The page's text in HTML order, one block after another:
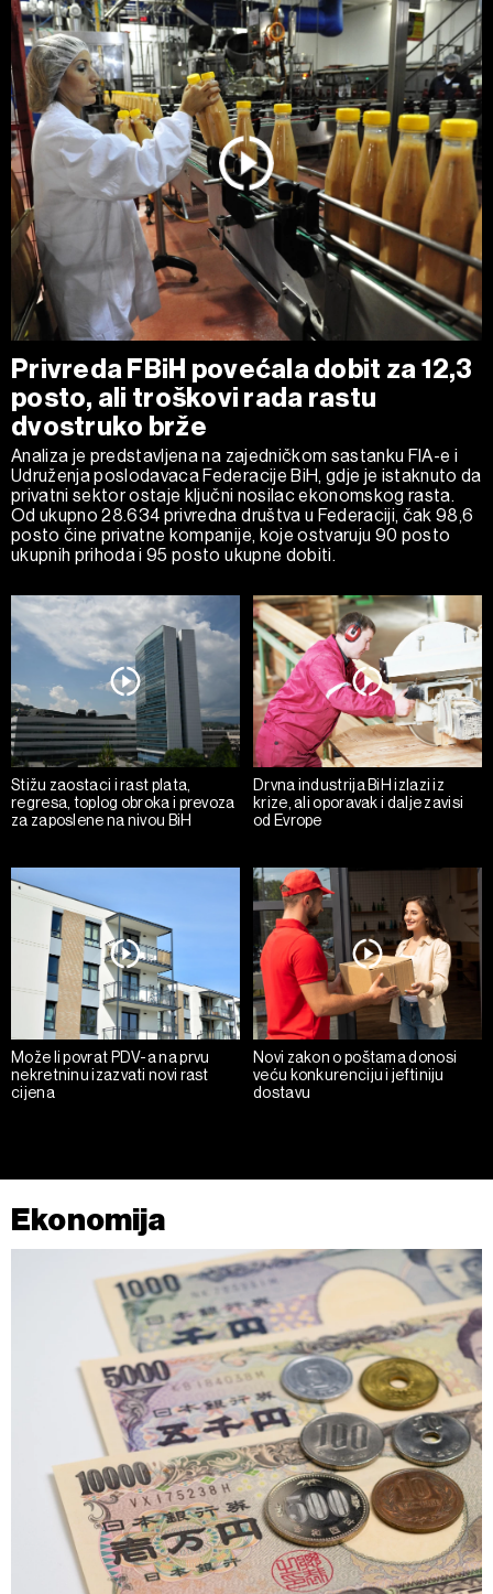
Privreda FBiH povećala dobit za 12,3
posto, ali troškovi rada rastu
dvostruko brže
Analiza je predstavljena na zajedničkom sastanku FIA-e i
Udruženja poslodavaca Federacije BiH, gdje je istaknuto da
privatni sektor ostaje ključni nosilac ekonomskog rasta.
Od ukupno 28.634 privredna društva u Federaciji, čak 98,6
posto čine privatne kompanije, koje ostvaruju 90 posto
ukupnih prihoda i 95 posto ukupne dobiti.
Stižu zaostaci i rast plata,
regresa, toplog obroka i prevoza
za zaposlene na nivou BiH
Drvna industrija BiH izlazi iz
krize, ali oporavak i dalje zavisi
od Evrope
Može li povrat PDV-a na prvu
nekretninu izazvati novi rast
cijena
Novi zakon o poštama donosi
veću konkurenciju i jeftiniju
dostavu
Ekonomija